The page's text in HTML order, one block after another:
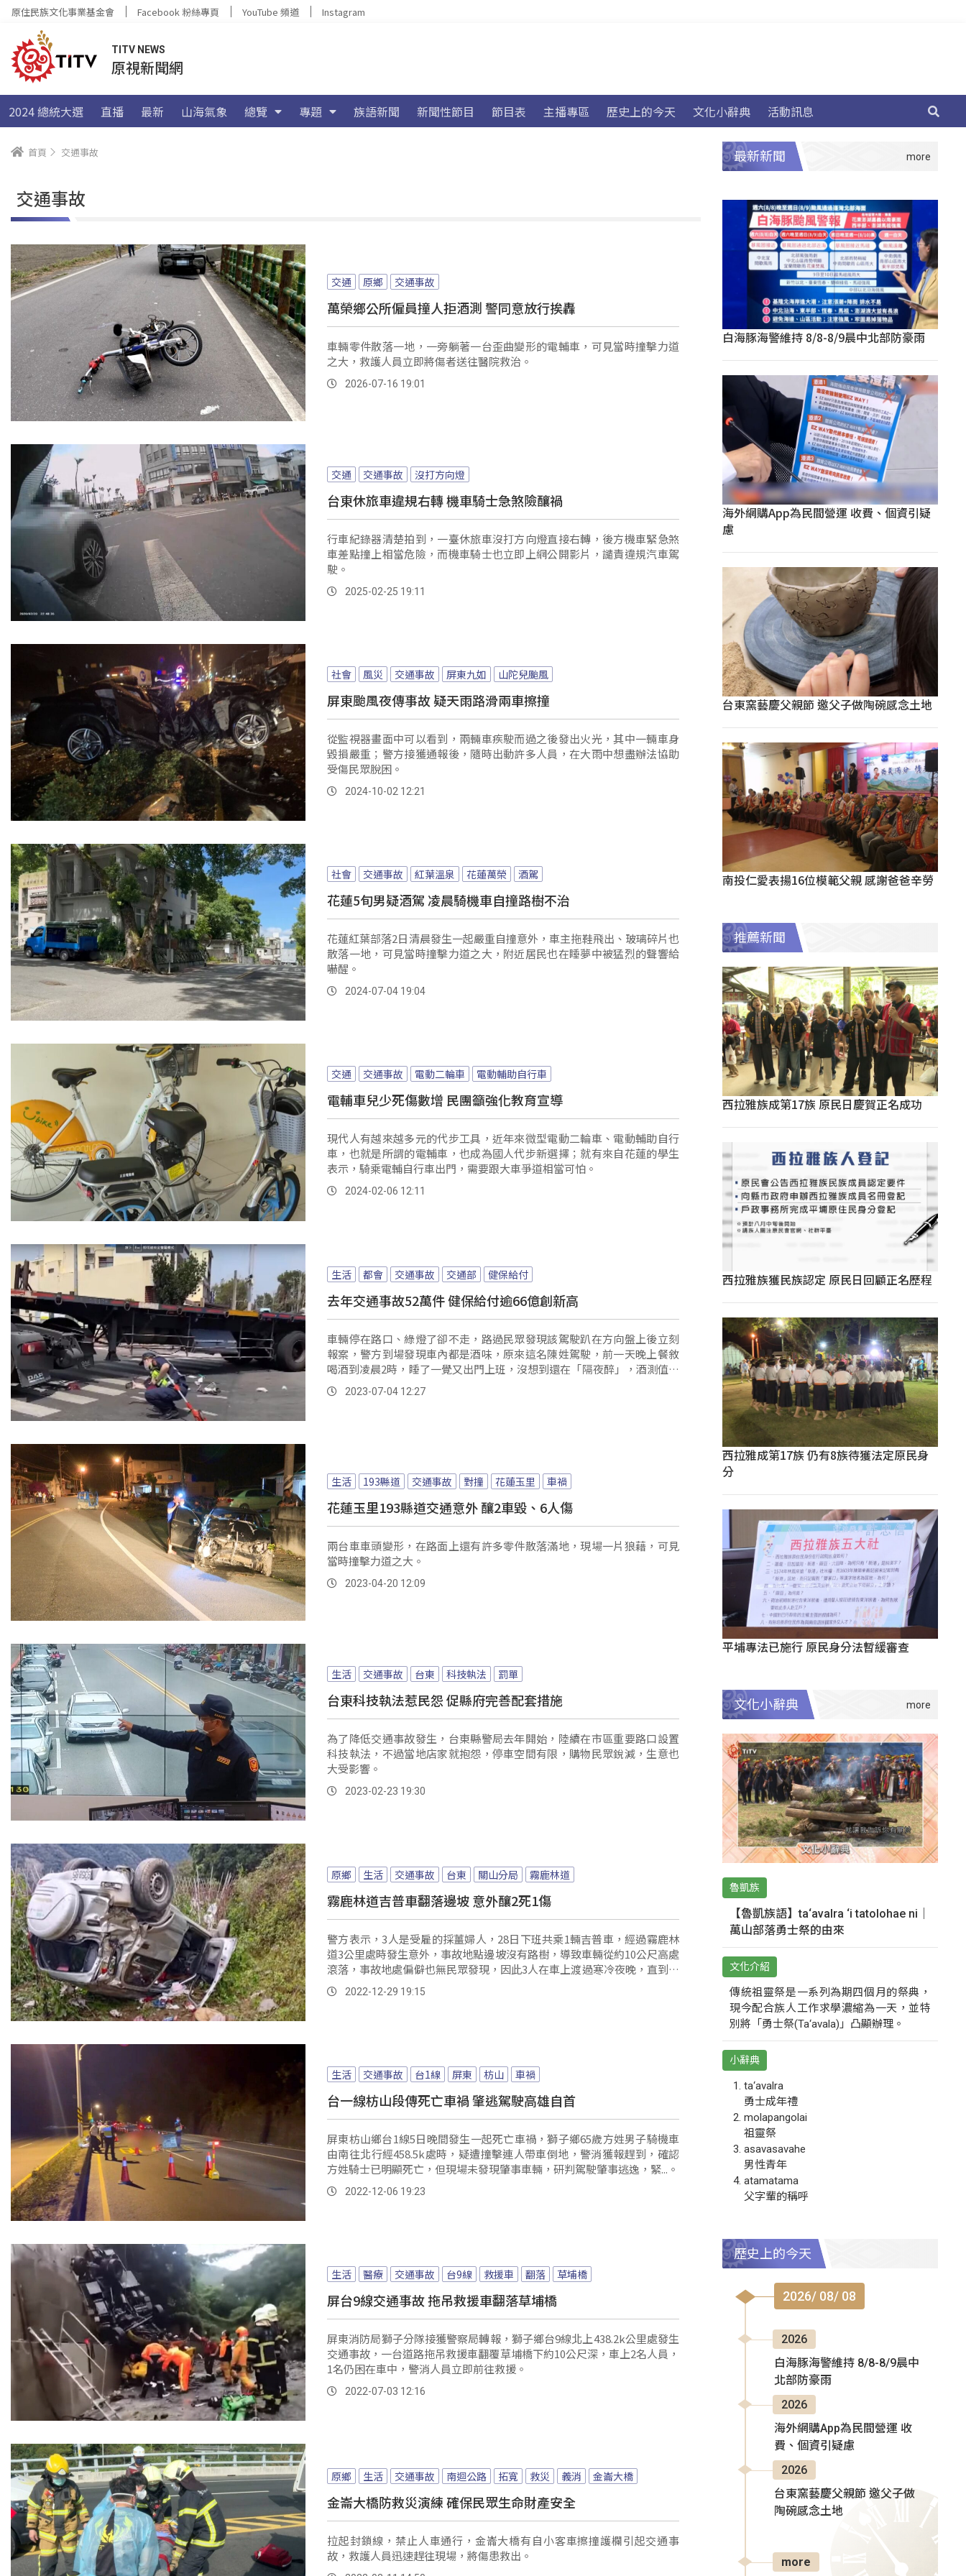
原住民族文化事業基金會 Facebook 粉絲專頁 YouTube 頻道 Instagram
TITV NEWS
原視新聞網
2024 總統大選 直播 最新 山海氣象 總覽 專題 族語新聞 新聞性節目 節目表 主播專區 歷史上的今天 文化小辭典 活動訊息
首頁 交通事故
交通事故
交通 原鄉 交通事故
萬榮鄉公所僱員撞人拒酒測 警同意放行挨轟
車輛零件散落一地，一旁躺著一台歪曲變形的電輔車，可見當時撞擊力道
之大，救護人員立即將傷者送往醫院救治。
2026-07-16 19:01
交通 交通事故 沒打方向燈
台東休旅車違規右轉 機車騎士急煞險釀禍
行車紀錄器清楚拍到，一臺休旅車沒打方向燈直接右轉，後方機車緊急煞
車差點撞上相當危險，而機車騎士也立即上網公開影片，譴責違規汽車駕
駛。
2025-02-25 19:11
社會 風災 交通事故 屏東九如 山陀兒颱風
屏東颱風夜傳事故 疑天雨路滑兩車擦撞
從監視器畫面中可以看到，兩輛車疾駛而過之後發出火光，其中一輛車身
毀損嚴重；警方接獲通報後，隨時出動許多人員，在大雨中想盡辦法協助
受傷民眾脫困。
2024-10-02 12:21
社會 交通事故 紅葉溫泉 花蓮萬榮 酒駕
花蓮5旬男疑酒駕 凌晨騎機車自撞路樹不治
花蓮紅葉部落2日清晨發生一起嚴重自撞意外，車主拖鞋飛出、玻璃碎片也
散落一地，可見當時撞擊力道之大，附近居民也在睡夢中被猛烈的聲響給
嚇醒。
2024-07-04 19:04
交通 交通事故 電動二輪車 電動輔助自行車
電輔車兒少死傷數增 民團籲強化教育宣導
現代人有越來越多元的代步工具，近年來微型電動二輪車、電動輔助自行
車，也就是所謂的電輔車，也成為國人代步新選擇；就有來自花蓮的學生
表示，騎乘電輔自行車出門，需要跟大車爭道相當可怕。
2024-02-06 12:11
生活 都會 交通事故 交通部 健保給付
去年交通事故52萬件 健保給付逾66億創新高
車輛停在路口、綠燈了卻不走，路過民眾發現該駕駛趴在方向盤上後立刻
報案，警方到場發現車內都是酒味，原來這名陳姓駕駛，前一天晚上餐敘
喝酒到凌晨2時，睡了一覺又出門上班，沒想到還在「隔夜醉」，酒測值超
標被依照《公共危險罪》移送。
2023-07-04 12:27
生活 193縣道 交通事故 對撞 花蓮玉里 車禍
花蓮玉里193縣道交通意外 釀2車毀、6人傷
兩台車車頭變形，在路面上還有許多零件散落滿地，現場一片狼藉，可見
當時撞擊力道之大。
2023-04-20 12:09
生活 交通事故 台東 科技執法 罰單
台東科技執法惹民怨 促縣府完善配套措施
為了降低交通事故發生，台東縣警局去年開始，陸續在市區重要路口設置
科技執法，不過當地店家就抱怨，停車空間有限，購物民眾銳減，生意也
大受影響。
2023-02-23 19:30
原鄉 生活 交通事故 台東 關山分局 霧鹿林道
霧鹿林道吉普車翻落邊坡 意外釀2死1傷
警方表示，3人是受雇的採薑婦人，28日下班共乘1輛吉普車，經過霧鹿林
道3公里處時發生意外，事故地點邊坡沒有路樹，導致車輛從約10公尺高處
滾落，事故地處偏僻也無民眾發現，因此3人在車上渡過寒冷夜晚，直到其
中一名婦人家屬等不到家人回家，今天(29)沿著工作路線尋找，才發現事
故人車，並報案求救。
2022-12-29 19:15
生活 交通事故 台1線 屏東 枋山 車禍
台一線枋山段傳死亡車禍 肇逃駕駛高雄自首
屏東枋山鄉台1線5日晚間發生一起死亡車禍，獅子鄉65歲方姓男子騎機車
由南往北行經458.5k處時，疑遭撞擊連人帶車倒地，警消獲報趕到，確認
方姓騎士已明顯死亡，但現場未發現肇事車輛，研判駕駛肇事逃逸，緊...。
2022-12-06 19:23
生活 醫療 交通事故 台9線 救援車 翻落 草埔橋
屏台9線交通事故 拖吊救援車翻落草埔橋
屏東消防局獅子分隊接獲警察局轉報，獅子鄉台9線北上438.2k公里處發生
交通事故，一台道路拖吊救援車翻覆草埔橋下約10公尺深，車上2名人員，
1名仍困在車中，警消人員立即前往救援。
2022-07-03 12:16
原鄉 生活 交通事故 南迴公路 拓寬 救災 義消 金崙大橋
金崙大橋防救災演練 確保民眾生命財產安全
拉起封鎖線，禁止人車通行，金崙大橋有自小客車擦撞護欄引起交通事
故，救護人員迅速趕往現場，將傷患救出。
最新新聞
白海豚海警維持 8/8-8/9晨中北部防豪雨
海外網購App為民間營運 收費、個資引疑
慮
台東窯藝慶父親節 邀父子做陶碗感念土地
南投仁愛表揚16位模範父親 感謝爸爸辛勞
推薦新聞
西拉雅族成第17族 原民日慶賀正名成功
西拉雅族獲民族認定 原民日回顧正名歷程
西拉雅成第17族 仍有8族待獲法定原民身
分
平埔專法已施行 原民身分法暫緩審查
文化小辭典
魯凱族
【魯凱族語】ta‘avalra ‘i tatolohae ni｜
萬山部落勇士祭的由來
文化介紹
傳統祖靈祭是一系列為期四個月的祭典，
現今配合族人工作求學濃縮為一天，並特
別將「勇士祭(Ta‘avala)」凸顯辦理。
小辭典
ta‘avalra
勇士成年禮
molapangolai
祖靈祭
asavasavahe
男性青年
atamatama
父字輩的稱呼
歷史上的今天
2026/ 08/ 08
2026
白海豚海警維持 8/8-8/9晨中
北部防豪雨
2026
海外網購App為民間營運 收
費、個資引疑慮
2026
台東窯藝慶父親節 邀父子做
陶碗感念土地
more